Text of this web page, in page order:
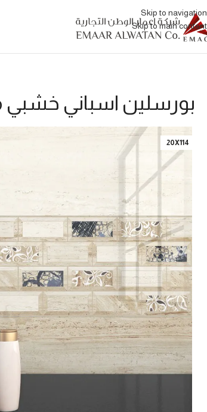
Skip to navigation
Skip to main content
بورسلين اسباني
20X114